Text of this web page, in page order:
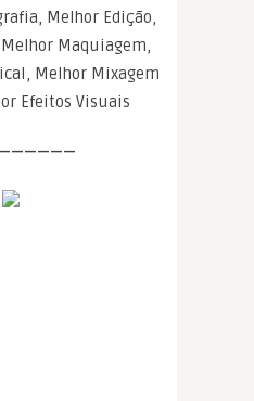
Melhor Edição,
Maquiagem,
Melhor Mixagem
Efeitos Visuais